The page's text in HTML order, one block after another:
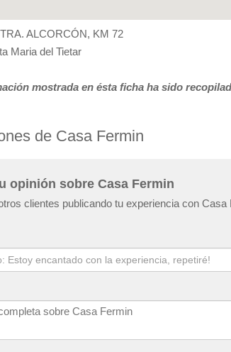
ALCORCÓN, KM 72
Maria del Tietar
mostrada en ésta ficha ha sido
de Casa Fermin
opinión sobre Casa Fermin
clientes publicando tu experiencia con Casa